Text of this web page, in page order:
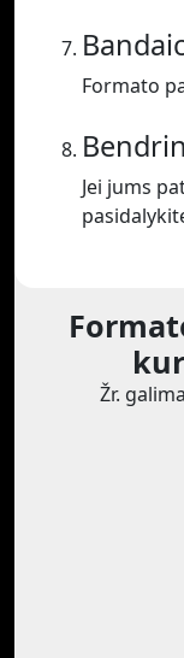
Formato
Jei jums
Žr.